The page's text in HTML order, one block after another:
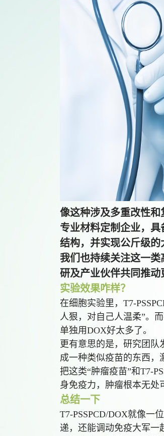
像这种涉及多重改性
专业材料定制企业，
结构，并实现公斤级的
我们也持续关注这一
研及产业伙伴共同推动
实验效果咋样？
在细胞实验里，T7-
人狠，对自己人温柔”。
单独用DOX好太多了。
更有意思的是，研究团队
成一种类似疫苗的东西，
把这类“肿瘤疫苗”和T7-
身免疫力，肿瘤根本无处
总结一下
T7-PSSPCD/DOX就像一
递，还能调动免疫大军一